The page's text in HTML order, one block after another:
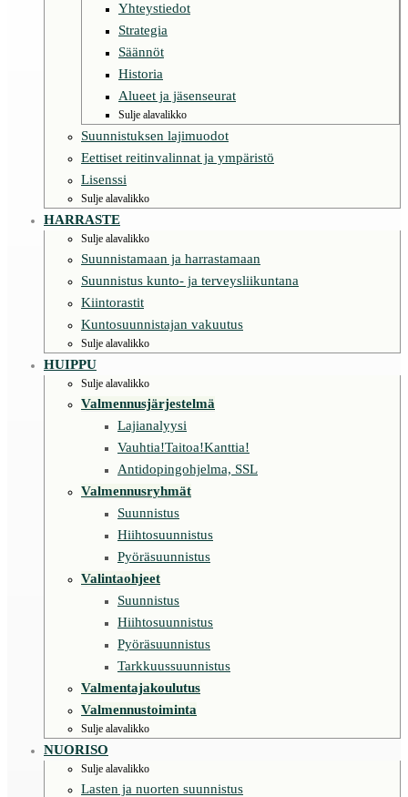
Yhteystiedot
Strategia
Säännöt
Historia
Alueet ja jäsenseurat
Sulje alavalikko
Suunnistuksen lajimuodot
Eettiset reitinvalinnat ja ympäristö
Lisenssi
Sulje alavalikko
HARRASTE
Sulje alavalikko
Suunnistamaan ja harrastamaan
Suunnistus kunto- ja terveysliikuntana
Kiintorastit
Kuntosuunnistajan vakuutus
Sulje alavalikko
HUIPPU
Sulje alavalikko
Valmennusjärjestelmä
Lajianalyysi
Vauhtia!Taitoa!Kanttia!
Antidopingohjelma, SSL
Valmennusryhmät
Suunnistus
Hiihtosuunnistus
Pyöräsuunnistus
Valintaohjeet
Suunnistus
Hiihtosuunnistus
Pyöräsuunnistus
Tarkkuussuunnistus
Valmentajakoulutus
Valmennustoiminta
Sulje alavalikko
NUORISO
Sulje alavalikko
Lasten ja nuorten suunnistus